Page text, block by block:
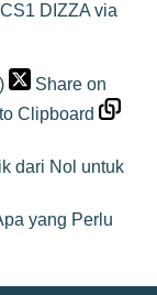
DIZZA via
Share on
Clipboard
dari Nol untuk
yang Perlu